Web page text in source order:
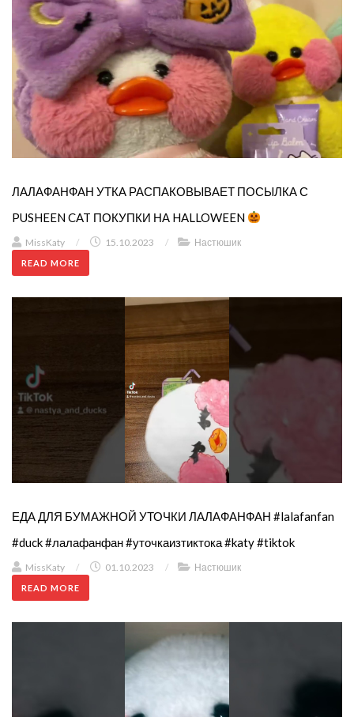
ЛАЛАФАНФАН УТКА РАСПАКОВЫВАЕТ ПОСЫЛКА С
PUSHEEN CAT ПОКУПКИ НА HALLOWEEN
MissKaty / 15.10.2023 / Настюшик
READ MORE
ЕДА ДЛЯ БУМАЖНОЙ УТОЧКИ ЛАЛАФАНФАН #lalafanfan
#duck #лалафанфан #уточкаизтиктока #katy #tiktok
MissKaty / 01.10.2023 / Настюшик
READ MORE